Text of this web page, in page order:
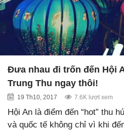
Đưa nhau đi trốn đến Hội
Trung Thu ngay thôi!
19 Th10, 2017 7.6K lượt xem
Hội An là điểm đến “hot” thu
và quốc tế không chỉ vì khi